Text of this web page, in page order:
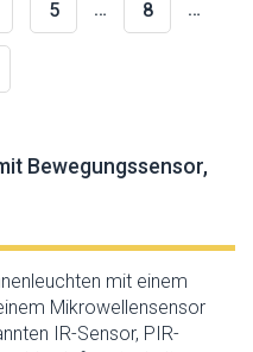
5 … 8 …
Bewegungssensor,
mit einem
Mikrowellensensor
IR-Sensor, PIR-